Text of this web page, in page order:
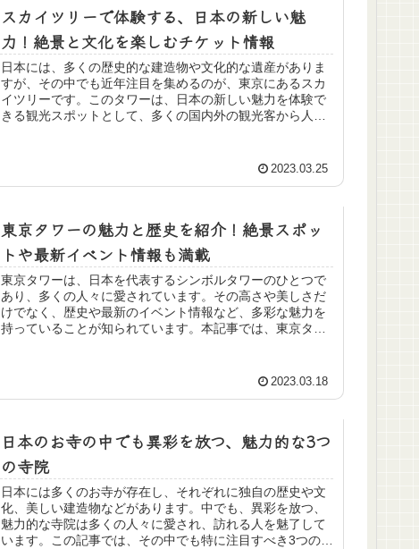
スカイツリーで体験する、日本の新しい魅
力！絶景と文化を楽しむチケット情報
日本には、多くの歴史的な建造物や文化的な遺産がありま
すが、その中でも近年注目を集めるのが、東京にあるスカ
イツリーです。このタワーは、日本の新しい魅力を体験で
きる観光スポットとして、多くの国内外の観光客から人気
の伝統文化を体験できるスポットが多数あり、訪れた人々
検討している方は、参考にしてください。
2023.03.25
東京タワーの魅力と歴史を紹介！絶景スポッ
トや最新イベント情報も満載
東京タワーは、日本を代表するシンボルタワーのひとつで
あり、多くの人々に愛されています。その高さや美しさだ
けでなく、歴史や最新のイベント情報など、多彩な魅力を
持っていることが知られています。本記事では、東京タワ
2023.03.18
日本のお寺の中でも異彩を放つ、魅力的な3つ
の寺院
日本には多くのお寺が存在し、それぞれに独自の歴史や文
化、美しい建造物などがあります。中でも、異彩を放つ、
魅力的な寺院は多くの人々に愛され、訪れる人を魅了して
います。この記事では、その中でも特に注目すべき3つの寺